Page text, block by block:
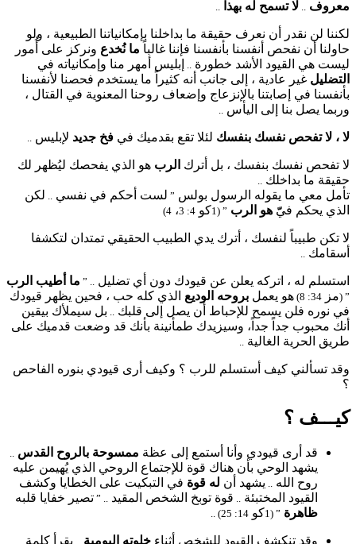
معروف لا تسمح له بهذا
لكننا لن نقدر أن نعرف حقيقة ما بداخلنا بإمكانياتنا الطبيعية ، ولو
حاولنا أن نفحص أنفسنا بأنفسنا فإننا غالباً ما نُخدع ونركز على أُمور
ليست هي القيود الأشد خطورة
إبليس أمهر منا وإمكانياته في
التضليل غير عادية ، إلى جانب أنه كثيراً ما يستخدم فحصنا لأنفسنا
بأنفسنا في إصابتنا بالإنزعاج وإضعاف روحنا المعنوية في القتال ،
وربما يصل بنا إلى اليأس
لا ، لا تفحص نفسك بنفسك لئلا تقع بقدميك في فخ جديد لإبليس
لا تفحص نفسك بنفسك ، بل أترك الرب هو الذي يفحصك ليُظهر لك
حقيقة ما بداخلك
تأمل معي ما يقوله الرسول بولس ” لست أحكم في نفسي
لكن
الذي يحكم فيّّ هو الرب ” (1 كو 4: 3 ، 4)
لا تكن طبيباً لنفسك ، أترك يدي الطبيب الحقيقي تمتدان لتكشفا
أسقامك
استسلم له ، اتركه يعلن عن قيودك دون أي تضليل .. ” ما أطيب الرب
” (مز 34: 8) هو يعمل بروحه الوديع الذي كله حب ، فحين يظهر قيودك
في نوره فلن يسمح للإحباط أن يصل إلى قلبك
بل سيملأك بيقين
أنك محبوب جداً جداً، وسيزيدك طمأنينة بأنك قد وضعت قدميك على
طريق الحرية الغالية
وقد تسألني كيف أستسلم للرب ؟ وكيف أرى قيودي بنوره الفاحص
؟
كيـــف ؟
قد أرى قيودي وأنا أستمع إلى عظة ممسوحة بالروح القدس ..
يشهد الوحي بأن هناك قوة للإجتماع الروحي الذي يُهيمن عليه
روح الله .. يشهد أن له قوة في التبكيت على الخطايا وكشف
القيود المختبئة .. قوة توبخ الشخص المقيد .. ” تصير خفايا قلبه
ظاهرة ” (1 كو 14: 25) ..
وقد تنكشف القيود للشخص أثناء خلوته اليومية .. يقرأ كلمة